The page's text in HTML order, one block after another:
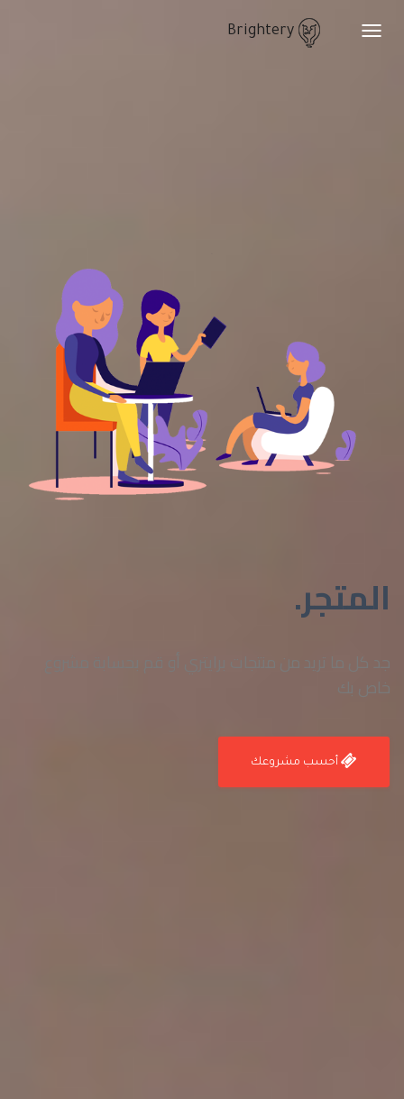
Toggle
Brightery
المتجر.
جد كل ما تريد من منتجات برايتري أو قم بحسابة مشروع
خاص بك
أحسب مشروعك